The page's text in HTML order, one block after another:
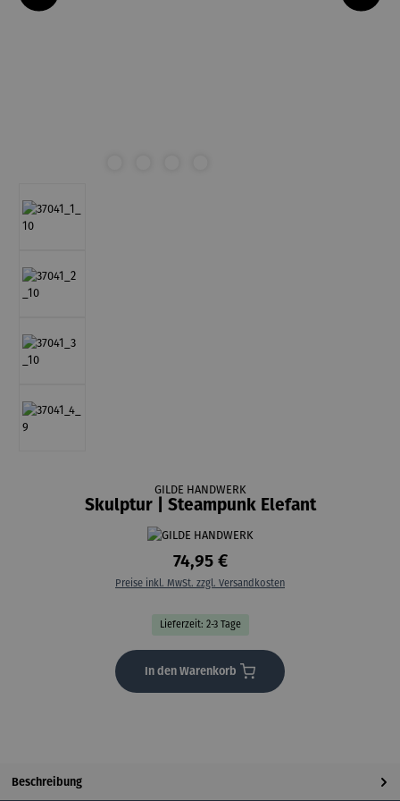
GILDE HANDWERK
Skulptur | Steampunk Elefant
74,95 €
Preise inkl. MwSt. zzgl. Versandkosten
Lieferzeit: 2-3 Tage
In den Warenkorb
Beschreibung